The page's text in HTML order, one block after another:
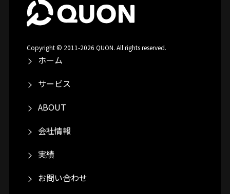
Copyright © 2011-2026 QUON. All rights reserved.
ホーム
サービス
ABOUT
会社情報
実績
お問い合わせ